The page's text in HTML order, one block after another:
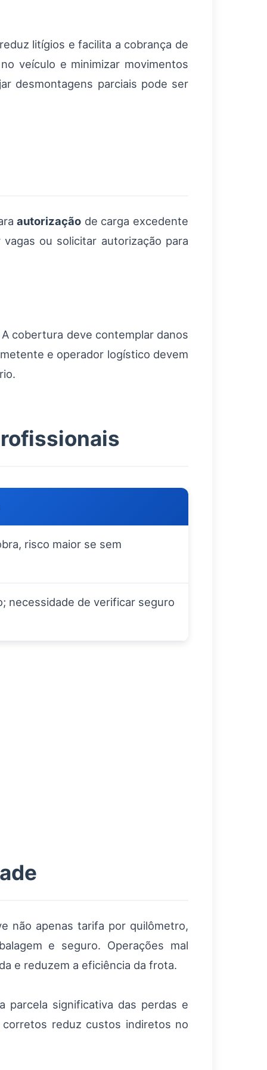
litígios e facilita a cobrança de
veículo e minimizar movimentos
desmontagens parciais pode ser
autorização de carga excedente
ou solicitar autorização para
cobertura deve contemplar danos
e operador logístico devem
risco maior se sem
necessidade de verificar seguro
não apenas tarifa por quilômetro,
e seguro. Operações mal
e reduzem a eficiência da frota.
parcela significativa das perdas e
reduz custos indiretos no